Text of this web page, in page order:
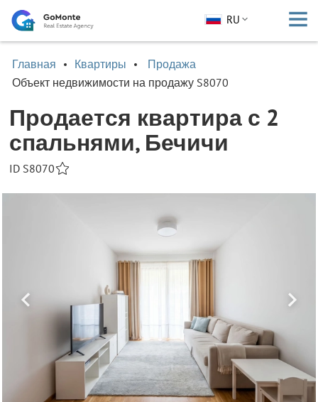
RU
Главная Квартиры
Продажа
Объект недвижимости на продажу S8070
Продается квартира с 2
спальнями, Бечичи
ID S8070